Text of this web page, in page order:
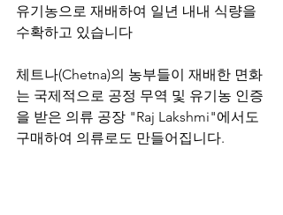
유기농으로 재배하여 일년 내내 식량을
수확하고 있습니다
체트나(Chetna)의 농부들이 재배한 면화
는 국제적으로 공정 무역 및 유기농 인증
을 받은 의류 공장 "Raj Lakshmi"에서도
구매하여 의류로도 만들어집니다.